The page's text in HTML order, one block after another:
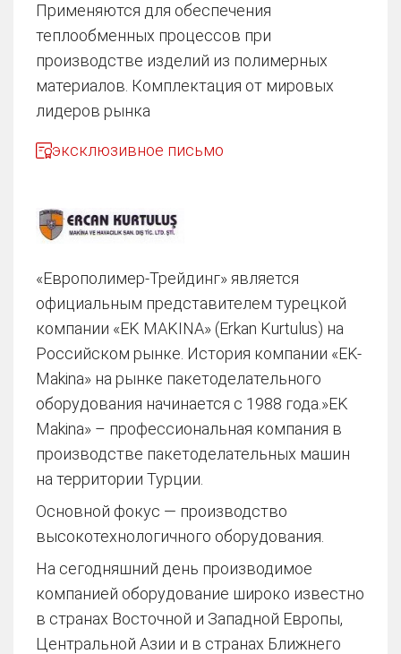
Применяются для обеспечения
теплообменных процессов при
производстве изделий из полимерных
материалов. Комплектация от мировых
лидеров рынка
эксклюзивное письмо
«Европолимер-Трейдинг» является
официальным представителем турецкой
компании «EK MAKINA» (Erkan Kurtulus) на
Российском рынке. История компании «EK-
Makina» на рынке пакетоделательного
оборудования начинается с 1988 года.»EK
Makina» – профессиональная компания в
производстве пакетоделательных машин
на территории Турции.
Основной фокус — производство
высокотехнологичного оборудования.
На сегодняшний день производимое
компанией оборудование широко известно
в странах Восточной и Западной Европы,
Центральной Азии и в странах Ближнего